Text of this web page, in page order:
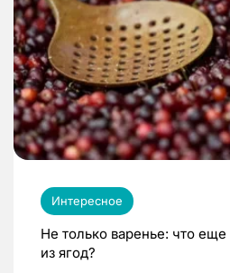
Интересное
Не только варенье: что
из ягод?